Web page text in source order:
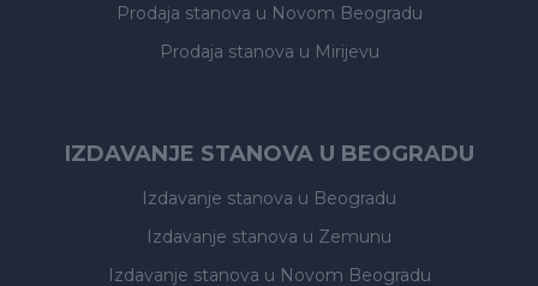
Prodaja stanova u Novom Beogradu
Prodaja stanova u Mirijevu
IZDAVANJE STANOVA U BEOGRADU
Izdavanje stanova u Beogradu
Izdavanje stanova u Zemunu
Izdavanje stanova u Novom Beogradu